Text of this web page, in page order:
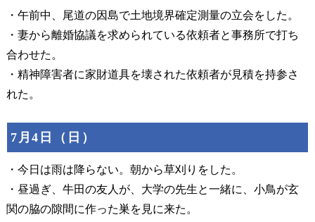
・午前中、尾道の因島で土地境界確定測量の立会をした。
・妻から離婚協議を求められている依頼者と事務所で打ち
合わせた。
・精神障害者に家財道具を壊された依頼者が見積を持参さ
れた。
7月4日（日）
・今日は雨は降らない。朝から草刈りをした。
・昼過ぎ、牛田の友人が、大学の先生と一緒に、小鳥が玄
関の脇の隙間に作った巣を見に来た。